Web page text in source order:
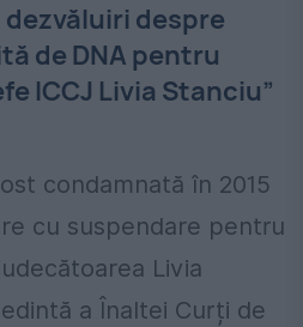
despre
de DNA pentru
ICCJ Livia Stanciu”
condamnată în 2015
cu suspendare pentru
Livia
a Înaltei Curți de